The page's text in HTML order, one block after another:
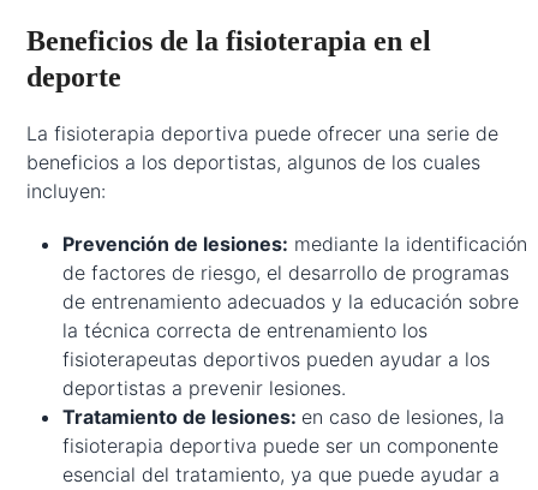
Beneficios de la fisioterapia en el
deporte
La fisioterapia deportiva puede ofrecer una serie de
beneficios a los deportistas, algunos de los cuales
incluyen:
Prevención de lesiones: mediante la identificación
de factores de riesgo, el desarrollo de programas
de entrenamiento adecuados y la educación sobre
la técnica correcta de entrenamiento los
fisioterapeutas deportivos pueden ayudar a los
deportistas a prevenir lesiones.
Tratamiento de lesiones: en caso de lesiones, la
fisioterapia deportiva puede ser un componente
esencial del tratamiento, ya que puede ayudar a